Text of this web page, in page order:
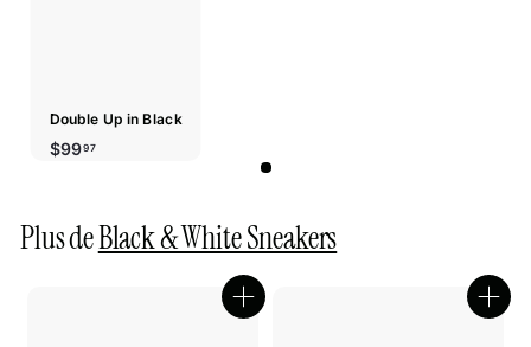
Double Up in Black
$9997$99.97
Plus deBlack & White Sneakers
Boutique